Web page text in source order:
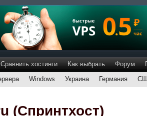
Сравнить хостинги Как выбрать Форум
Windows Украина Германия
(Спринтхост)